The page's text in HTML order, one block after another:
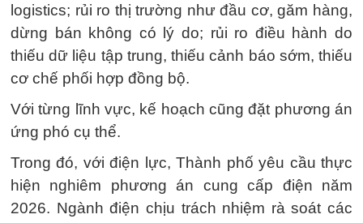
logistics; rủi ro thị trường như đầu cơ, găm hàng,
dừng bán không có lý do; rủi ro điều hành do
thiếu dữ liệu tập trung, thiếu cảnh báo sớm, thiếu
cơ chế phối hợp đồng bộ.
Với từng lĩnh vực, kế hoạch cũng đặt phương án
ứng phó cụ thể.
Trong đó, với điện lực, Thành phố yêu cầu thực
hiện nghiêm phương án cung cấp điện năm
2026. Ngành điện chịu trách nhiệm rà soát các